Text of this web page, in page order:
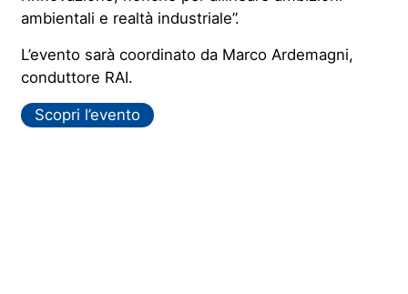
ambientali e realtà industriale”.
L’evento sarà coordinato da Marco Ardemagni,
conduttore RAI.
Scopri l’evento